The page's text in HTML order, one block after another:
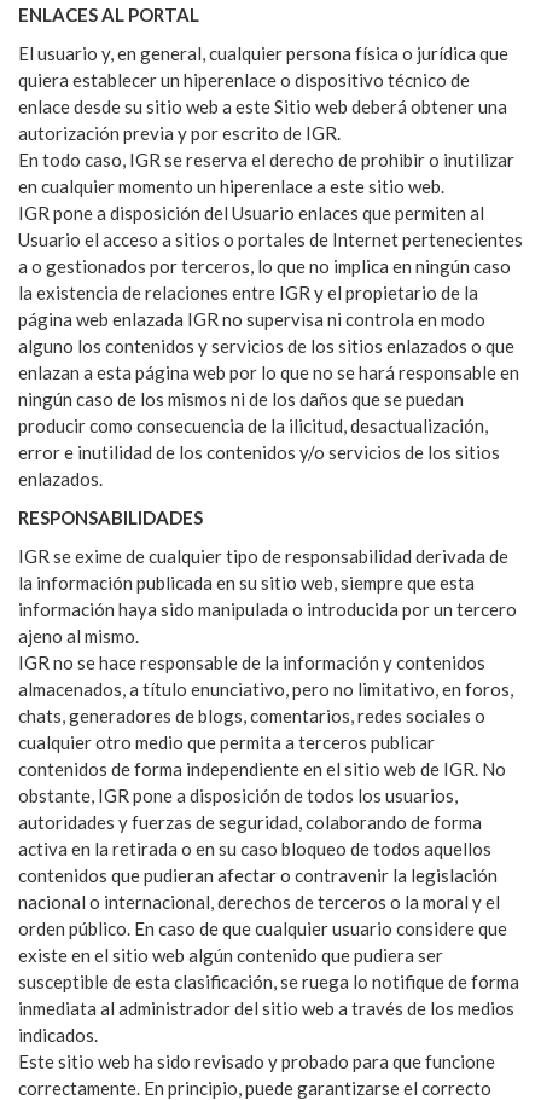
ENLACES AL PORTAL
El usuario y, en general, cualquier persona física o jurídica que
quiera establecer un hiperenlace o dispositivo técnico de
enlace desde su sitio web a este Sitio web deberá obtener una
autorización previa y por escrito de IGR.
En todo caso, IGR se reserva el derecho de prohibir o inutilizar
en cualquier momento un hiperenlace a este sitio web.
IGR pone a disposición del Usuario enlaces que permiten al
Usuario el acceso a sitios o portales de Internet pertenecientes
a o gestionados por terceros, lo que no implica en ningún caso
la existencia de relaciones entre IGR y el propietario de la
página web enlazada IGR no supervisa ni controla en modo
alguno los contenidos y servicios de los sitios enlazados o que
enlazan a esta página web por lo que no se hará responsable en
ningún caso de los mismos ni de los daños que se puedan
producir como consecuencia de la ilicitud, desactualización,
error e inutilidad de los contenidos y/o servicios de los sitios
enlazados.
RESPONSABILIDADES
IGR se exime de cualquier tipo de responsabilidad derivada de
la información publicada en su sitio web, siempre que esta
información haya sido manipulada o introducida por un tercero
ajeno al mismo.
IGR no se hace responsable de la información y contenidos
almacenados, a título enunciativo, pero no limitativo, en foros,
chats, generadores de blogs, comentarios, redes sociales o
cualquier otro medio que permita a terceros publicar
contenidos de forma independiente en el sitio web de IGR. No
obstante, IGR pone a disposición de todos los usuarios,
autoridades y fuerzas de seguridad, colaborando de forma
activa en la retirada o en su caso bloqueo de todos aquellos
contenidos que pudieran afectar o contravenir la legislación
nacional o internacional, derechos de terceros o la moral y el
orden público. En caso de que cualquier usuario considere que
existe en el sitio web algún contenido que pudiera ser
susceptible de esta clasificación, se ruega lo notifique de forma
inmediata al administrador del sitio web a través de los medios
indicados.
Este sitio web ha sido revisado y probado para que funcione
correctamente. En principio, puede garantizarse el correcto